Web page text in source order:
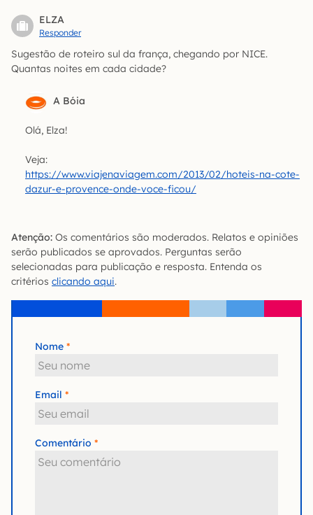
ELZA
Responder
Sugestão de roteiro sul da frança, chegando por NICE.
Quantas noites em cada cidade?
A Bóia
Olá, Elza!
Veja:
https://www.viajenaviagem.com/2013/02/hoteis-na-cote-
dazur-e-provence-onde-voce-ficou/
Atenção: Os comentários são moderados. Relatos e opiniões
serão publicados se aprovados. Perguntas serão
selecionadas para publicação e resposta. Entenda os
critérios clicando aqui.
Nome
Email
Comentário